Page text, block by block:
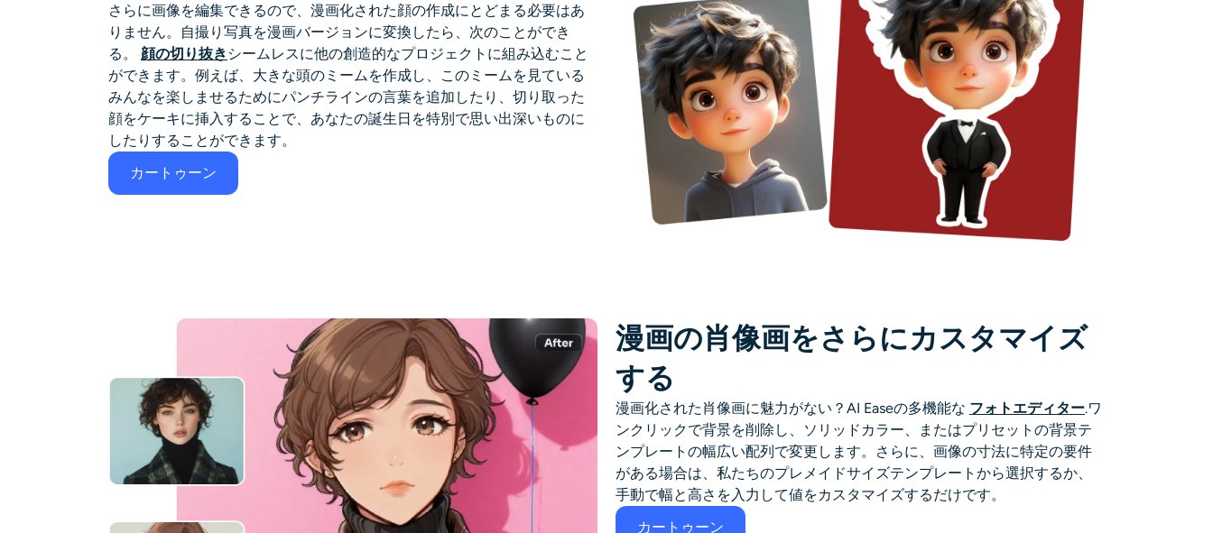
さらに画像を編集できるので、漫画化された顔の作成にとどまる必要はあ
りません。自撮り写真を漫画バージョンに変換したら、次のことができ
る。 顔の切り抜き シームレスに他の創造的なプロジェクトに組み込むこと
ができます。例えば、大きな頭のミームを作成し、このミームを見ている
みんなを楽しませるためにパンチラインの言葉を追加したり、切り取った
顔をケーキに挿入することで、あなたの誕生日を特別で思い出深いものに
したりすることができます。
カートゥーン
漫画の肖像画をさらにカスタマイズ
する
漫画化された肖像画に魅力がない？AI Easeの多機能な フォトエディター.ワ
ンクリックで背景を削除し、ソリッドカラー、またはプリセットの背景テ
ンプレートの幅広い配列で変更します。さらに、画像の寸法に特定の要件
がある場合は、私たちのプレメイドサイズテンプレートから選択するか、
手動で幅と高さを入力して値をカスタマイズするだけです。
カートゥーン